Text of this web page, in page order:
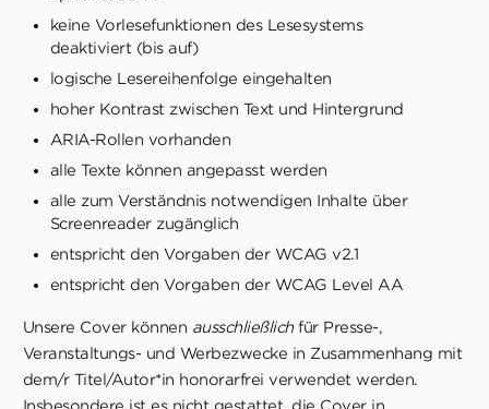
keine Vorlesefunktionen des Lesesystems
deaktiviert (bis auf)
logische Lesereihenfolge eingehalten
hoher Kontrast zwischen Text und Hintergrund
ARIA-Rollen vorhanden
alle Texte können angepasst werden
alle zum Verständnis notwendigen Inhalte über
Screenreader zugänglich
entspricht den Vorgaben der WCAG v2.1
entspricht den Vorgaben der WCAG Level AA
Unsere Cover können ausschließlichfür Presse-,
Veranstaltungs- und Werbezwecke in Zusammenhang mit
dem/r Titel/Autor*in honorarfrei verwendet werden.